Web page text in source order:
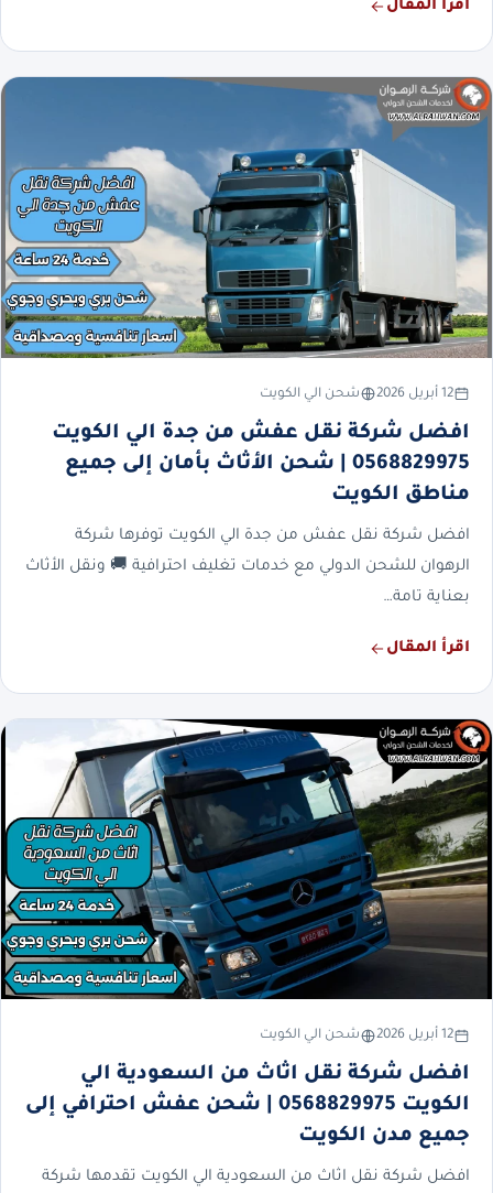
اقرأ المقال
12 أبريل 2026 شحن الي الكويت
افضل شركة نقل عفش من جدة الي الكويت
0568829975 | شحن الأثاث بأمان إلى جميع
مناطق الكويت
افضل شركة نقل عفش من جدة الي الكويت توفرها شركة
الرهوان للشحن الدولي مع خدمات تغليف احترافية 🚚 ونقل الأثاث
بعناية تامة…
اقرأ المقال
12 أبريل 2026 شحن الي الكويت
افضل شركة نقل اثاث من السعودية الي
الكويت 0568829975 | شحن عفش احترافي إلى
جميع مدن الكويت
افضل شركة نقل اثاث من السعودية الي الكويت تقدمها شركة